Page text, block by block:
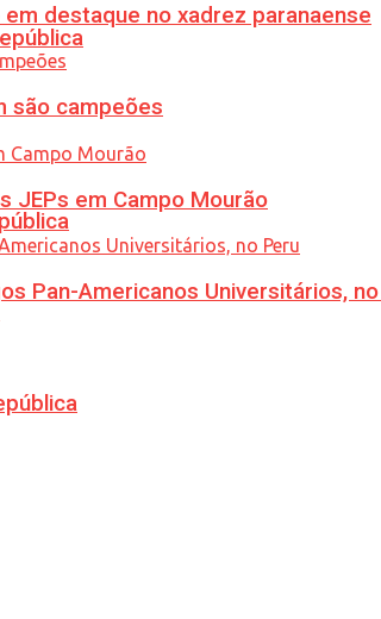
destaque no xadrez paranaense
são campeões
JEPs em Campo Mourão
Pan-Americanos Universitários,